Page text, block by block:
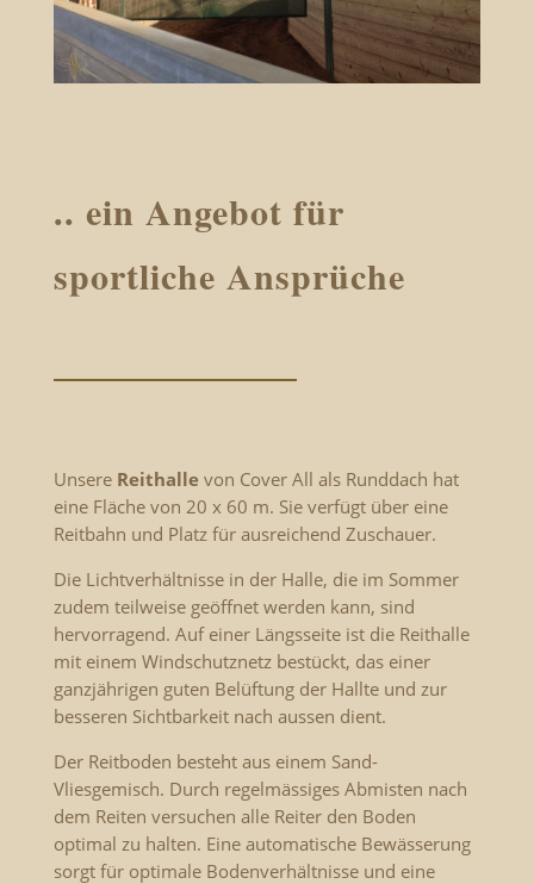
.. ein Angebot für
sportliche Ansprüche
Unsere Reithallevon Cover All als Runddach hat
eine Fläche von 20 x 60 m. Sie verfügt über eine
Reitbahn und Platz für ausreichend Zuschauer.
Die Lichtverhältnisse in der Halle, die im Sommer
zudem teilweise geöffnet werden kann, sind
hervorragend. Auf einer Längsseite ist die Reithalle
mit einem Windschutznetz bestückt, das einer
ganzjährigen guten Belüftung der Hallte und zur
besseren Sichtbarkeit nach aussen dient.
Der Reitboden besteht aus einem Sand-
Vliesgemisch. Durch regelmässiges Abmisten nach
dem Reiten versuchen alle Reiter den Boden
optimal zu halten. Eine automatische Bewässerung
sorgt für optimale Bodenverhältnisse und eine